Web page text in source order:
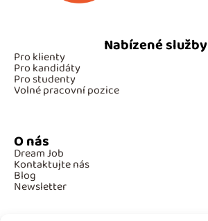
Nabízené služby
Pro klienty
Pro kandidáty
Pro studenty
Volné pracovní pozice
O nás
Dream Job
Kontaktujte nás
Blog
Newsletter